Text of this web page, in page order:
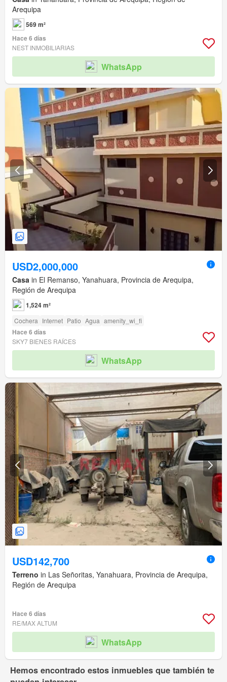
Arequipa
569 m²
Hace 6 días
NEST INMOBILIARIAS
WhatsApp
USD2,000,000
Casa in El Remanso, Yanahuara, Provincia de Arequipa,
Región de Arequipa
1,524 m²
Cochera Internet Patio Agua amenity_wi_fi
Hace 6 días
SKY7 BIENES RAÍCES
WhatsApp
USD142,700
Terreno in Las Señoritas, Yanahuara, Provincia de Arequipa,
Región de Arequipa
Hace 6 días
RE/MAX ALTUM
WhatsApp
Hemos encontrado estos inmuebles que también te